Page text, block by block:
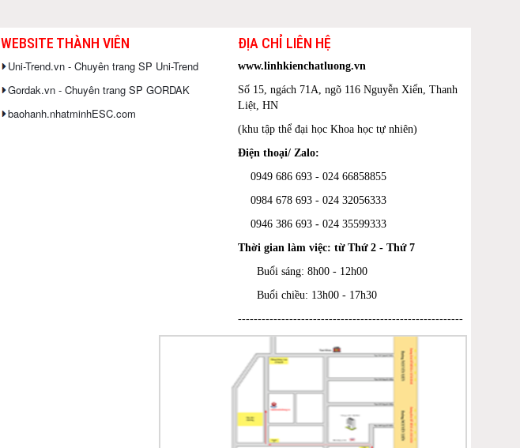
WEBSITE THÀNH VIÊN
Uni-Trend.vn - Chuyên trang SP Uni-Trend
Gordak.vn - Chuyên trang SP GORDAK
baohanh.nhatminhESC.com
ĐỊA CHỈ LIÊN HỆ
www.linhkienchatluong.vn
Số 15, ngách 71A, ngõ 116 Nguyễn Xiển, Thanh
Liệt, HN
(khu tập thể đại học Khoa học tự nhiên)
Điện thoại/ Zalo:
0949 686 693 - 024 66858855
0984 678 693 - 024 32056333
0946 386 693 - 024 35599333
Thời gian làm việc: từ Thứ 2 - Thứ 7
Buổi sáng: 8h00 - 12h00
Buổi chiều: 13h00 - 17h30
---------------------------------------------------------